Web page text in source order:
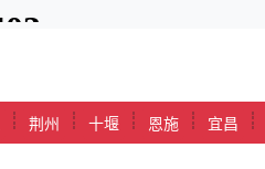
┊ 荆州 ┊ 十堰 ┊ 恩施 ┊ 宜昌 ┊